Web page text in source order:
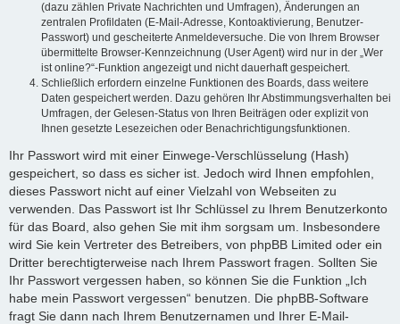
(dazu zählen Private Nachrichten und Umfragen), Änderungen an
zentralen Profildaten (E-Mail-Adresse, Kontoaktivierung, Benutzer-
Passwort) und gescheiterte Anmeldeversuche. Die von Ihrem Browser
übermittelte Browser-Kennzeichnung (User Agent) wird nur in der „Wer
ist online?“-Funktion angezeigt und nicht dauerhaft gespeichert.
Schließlich erfordern einzelne Funktionen des Boards, dass weitere
Daten gespeichert werden. Dazu gehören Ihr Abstimmungsverhalten bei
Umfragen, der Gelesen-Status von Ihren Beiträgen oder explizit von
Ihnen gesetzte Lesezeichen oder Benachrichtigungsfunktionen.
Ihr Passwort wird mit einer Einwege-Verschlüsselung (Hash)
gespeichert, so dass es sicher ist. Jedoch wird Ihnen empfohlen,
dieses Passwort nicht auf einer Vielzahl von Webseiten zu
verwenden. Das Passwort ist Ihr Schlüssel zu Ihrem Benutzerkonto
für das Board, also gehen Sie mit ihm sorgsam um. Insbesondere
wird Sie kein Vertreter des Betreibers, von phpBB Limited oder ein
Dritter berechtigterweise nach Ihrem Passwort fragen. Sollten Sie
Ihr Passwort vergessen haben, so können Sie die Funktion „Ich
habe mein Passwort vergessen“ benutzen. Die phpBB-Software
fragt Sie dann nach Ihrem Benutzernamen und Ihrer E-Mail-